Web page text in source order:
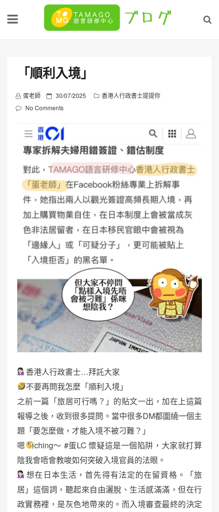
「順利入境」
蛋老師
P
o
t
e
d
o
30/07/2025
香港人行政書士提提你
No Comments
香港人行政書士…拜託大家
不要再問我怎麼「順利入境」
之前一篇「旅居可行嗎？」的貼文一出，加在上這篇
報導之後，收到很多提問。當中很多DM都圍繞一個主
題「要怎麼做，才能入境不被刁難？」
嗯
ching～ #蛋LC 懷疑這是一個陷阱，大家就打算
陰我會唔會教唆如何突破入境官員的法眼。
想在日本生活，首先得有法定的在留資格。「旅
居」這個詞，聽起來自由灑脫、生活感滿滿，但在行
政實務裡，是灰色地帶來的。而入境審查最終的決定